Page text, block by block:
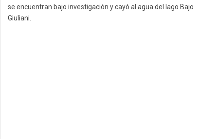
se encuentran bajo investigación y cayó al agua del lago Bajo
Giuliani.